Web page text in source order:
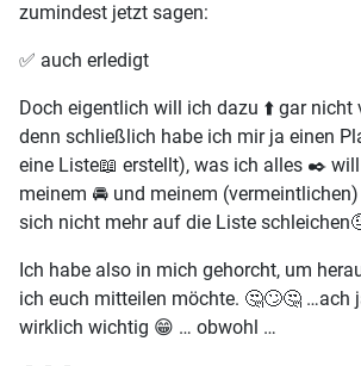
zumindest jetzt sagen:
✅️ auch erledigt
Doch eigentlich will ich dazu ⬆️ gar nicht
denn schließlich habe ich mir ja einen
eine Liste📖 erstellt), was ich alles ✒️
meinem 🚘 und meinem
sich nicht mehr auf die Liste
Ich habe also in mich gehorcht, um
ich euch mitteilen möchte. 🤔🙄🤔 …ach
wirklich wichtig 😁 … obwohl …